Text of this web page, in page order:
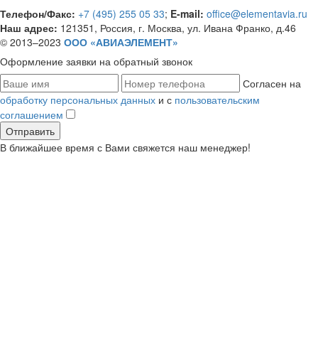
Телефон/Факс: +7 (495) 255 05 33; E-mail: office@elementavia.ru
Наш адрес: 121351, Россия, г. Москва, ул. Ивана Франко, д.46
© 2013–2023 ООО «АВИАЭЛЕМЕНТ»
Оформление заявки на обратный звонок
Согласен на
обработку персональных данных и с пользовательским
соглашением
В ближайшее время с Вами свяжется наш менеджер!